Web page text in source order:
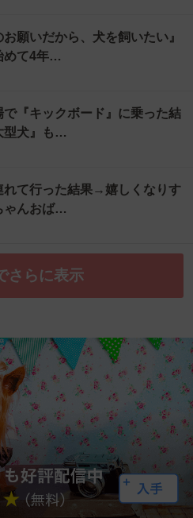
願いだから、犬を飼いたい』
めて4年…
『キックボード』に乗った結
型犬』も…
れて行った結果→嬉しくなりす
ゃんおば…
さらに表示